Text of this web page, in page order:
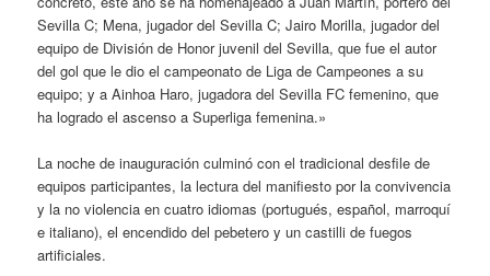
Sevilla C; Mena, jugador del Sevilla C; Jairo Morilla, jugador del
equipo de División de Honor juvenil del Sevilla, que fue el autor
del gol que le dio el campeonato de Liga de Campeones a su
equipo; y a Ainhoa Haro, jugadora del Sevilla FC femenino, que
ha logrado el ascenso a Superliga femenina.»
La noche de inauguración culminó con el tradicional desfile de
equipos participantes, la lectura del manifiesto por la convivencia
y la no violencia en cuatro idiomas (portugués, español, marroquí
e italiano), el encendido del pebetero y un castilli de fuegos
artificiales.